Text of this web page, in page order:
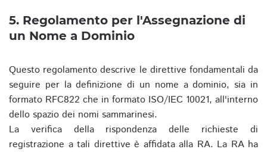
5. Regolamento per l'Assegnazione di
un Nome a Dominio
Questo regolamento descrive le direttive fondamentali da
seguire per la definizione di un nome a dominio, sia in
formato RFC822 che in formato ISO/IEC 10021, all'interno
dello spazio dei nomi sammarinesi.
La verifica della rispondenza delle richieste di
registrazione a tali direttive è affidata alla RA. La RA ha